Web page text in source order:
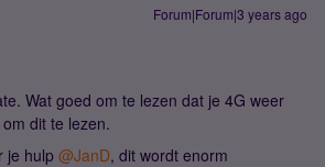
Forum|Forum|3 years ago
Wat goed om te lezen dat je 4G weer
dit te lezen.
je hulp @JanD, dit wordt enorm